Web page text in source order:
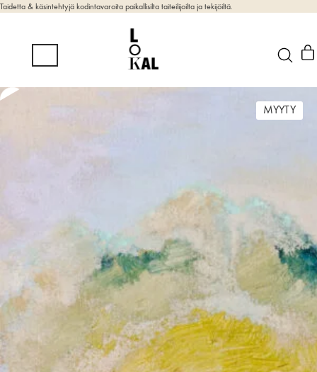
Taidetta & käsintehtyjä kodintavaroita paikallisilta taiteilijoilta ja tekijöiltä.
MYYTY